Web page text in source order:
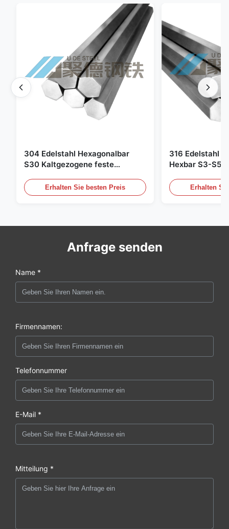
304 Edelstahl Hexagonalbar
S30 Kaltgezogene feste
bearbeitete Befestigungsstücke
Erhalten Sie besten Preis
316 Edelstahl
Hexbar S3-S50
IndustrieErhalten
Anfrage senden
Name *
Firmennamen:
Telefonnummer
E-Mail *
Mitteilung *